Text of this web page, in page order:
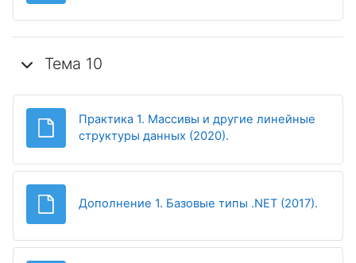
Тема 10
Практика 1. Массивы и другие линейные
структуры данных (2020).
Дополнение 1. Базовые типы .NET (2017).